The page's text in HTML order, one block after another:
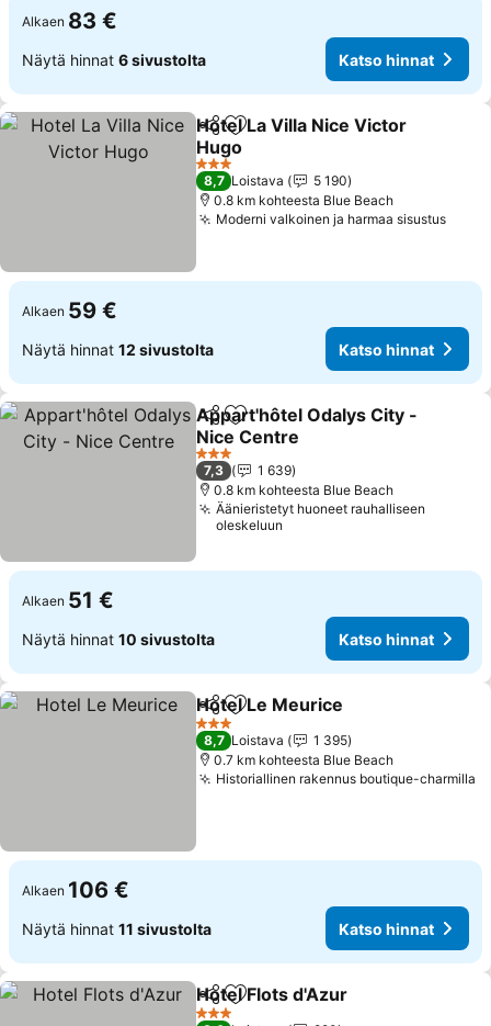
Alkaen 83 €
Näytä hinnat 6 sivustolta Katso hinnat
Jaa Lisää suosikkeihin
Hotel La Villa Nice Victor
Hugo
Katso hinnat
3 Tähtiluokitus
8,7 Loistava
5 190
0.8 km kohteesta Blue Beach
Moderni valkoinen ja harmaa sisustus
Alkaen 59 €
Näytä hinnat 12 sivustolta Katso hinnat
Jaa Lisää suosikkeihin
Appart'hôtel Odalys City -
Nice Centre
Katso hinnat
3 Tähtiluokitus
7,3
1 639
0.8 km kohteesta Blue Beach
Äänieristetyt huoneet rauhalliseen
oleskeluun
Alkaen 51 €
Näytä hinnat 10 sivustolta Katso hinnat
Jaa Lisää suosikkeihin
Hotel Le Meurice
3 Tähtiluokitus
8,7 Loistava
1 395
0.7 km kohteesta Blue Beach
Historiallinen rakennus boutique-charmilla
Alkaen 106 €
Näytä hinnat 11 sivustolta Katso hinnat
Jaa Lisää suosikkeihin
Hotel Flots d'Azur
3 Tähtiluokitus